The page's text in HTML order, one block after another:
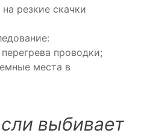
резкие скачки
проводки;
места в
выбивает